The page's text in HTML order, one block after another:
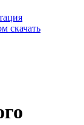
скачать